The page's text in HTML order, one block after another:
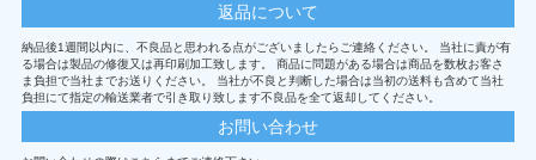
返品について
納品後1週間以内に、不良品と思われる点がございましたらご連絡ください。 当社に責が有
る場合は製品の修復又は再印刷加工致します。 商品に問題がある場合は商品を数枚お客さ
ま負担で当社までお送りください。 当社が不良と判断した場合は当初の送料も含めて当社
負担にて指定の輸送業者で引き取り致します不良品を全て返却してください。
お問い合わせ